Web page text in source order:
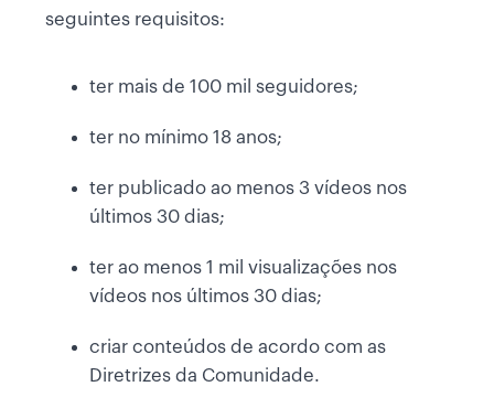
seguintes requisitos:
ter mais de 100 mil seguidores;
ter no mínimo 18 anos;
ter publicado ao menos 3 vídeos nos
últimos 30 dias;
ter ao menos 1 mil visualizações nos
vídeos nos últimos 30 dias;
criar conteúdos de acordo com as
Diretrizes da Comunidade.